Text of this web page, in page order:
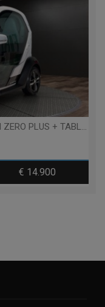
ELI ZERO ELI ZERO PLUS + TABLET - 14 ANNI
€ 14.900